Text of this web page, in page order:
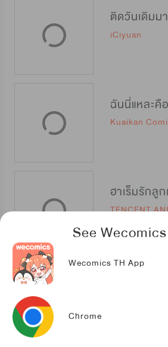
See
Wecomics TH App
Chrome
iCiyuan
ฉันนี่แหละคื
Kuaikan
ฮาเร็มรักลู
TENCENT